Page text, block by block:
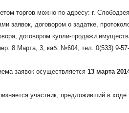
торгов можно по адресу: г.
заявок, договором о задатке,
договором купли-продажи
8 Марта, 3, каб. №604, тел. 0(533) 9-
заявок осуществляется 13 марта
участник, предложивший в